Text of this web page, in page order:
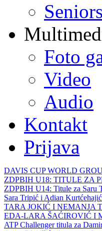
Seniors
Foto
Video
Audio
Kontakt
Prijava
DAVIS CUP WORLD
ZDPBIH U18: TITULE ZA
ZDPBIH U14: Titule za Saru
Sara Tripić i Adian
TARA JOKIĆ I NEMANJA
EDA-LARA ŠAĆIROVIĆ I
ATP Challenger titula za